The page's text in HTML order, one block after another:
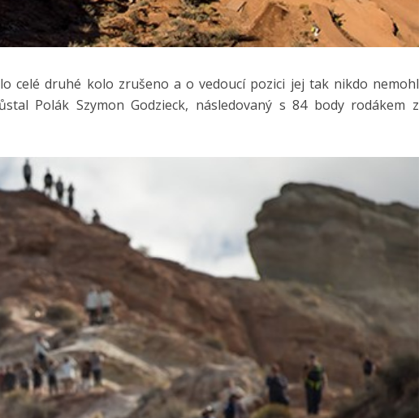
celé druhé kolo zrušeno a o vedoucí pozici jej tak nikdo nemohl
Polák Szymon Godzieck, následovaný s 84 body rodákem z